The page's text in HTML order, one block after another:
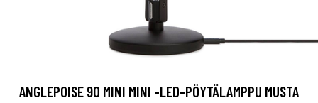
ANGLEPOISE 90 MINI MINI -LED-PÖYTÄLAMPPU MUSTA